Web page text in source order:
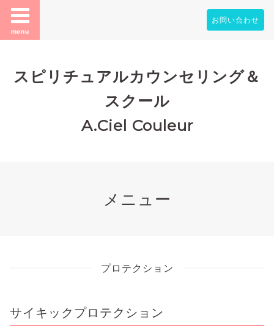
menu
お問い合わせ
スピリチュアルカウンセリング＆
スクール
A.Ciel Couleur
メニュー
プロテクション
サイキックプロテクション